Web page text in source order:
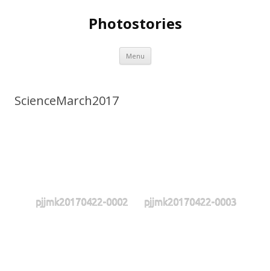
Photostories
Menu Spring
inhoud
ScienceMarch2017
pjjmk20170422-0002 pjjmk20170422-0003